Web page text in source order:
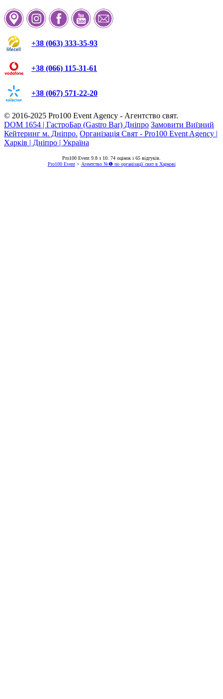
+38 (063) 333-35-93
+38 (066) 115-31-61
+38 (067) 571-22-20
© 2016-2025 Pro100 Event Agency - Агентство свят.
DOM 1654 | ГастроБар (Gastro Bar) Дніпро Замовити Виїзний
Кейтеринг м. Дніпро. Організація Свят - Pro100 Event Agency |
Харків | Дніпро | Україна
Pro100 Event 9.8 з 10. 74 оцінок і 65 відгуків.
Pro100 Event> Агентство №❶ по організації свят в Харкові